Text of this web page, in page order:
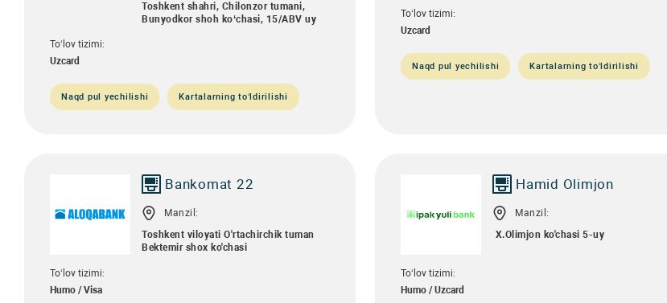
Toshkent shahri, Chilonzor tumani,
Bunyodkor shoh ko‘chasi, 15/ABV uy
To‘lov tizimi:
Uzcard
Naqd pul yechilishi Kartalarning to‘ldirilishi
To‘lov tizimi:
Uzcard
Naqd pul yechilishi Kartalarning to‘ldirilishi
Bankomat 22
Manzil:
Toshkent viloyati O'rtachirchik tuman
Bektemir shox ko'chasi
To‘lov tizimi:
Humo / Visa
Hamid Оlimjon
Manzil:
Х.Оlimjon ko'chasi 5-uy
To‘lov tizimi:
Humo / Uzcard